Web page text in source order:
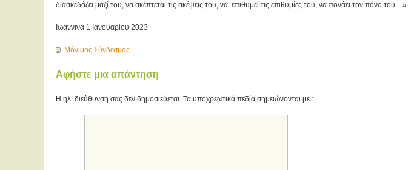
διασκεδάζει μαζί του, να σκέπτεται τις σκέψεις του, να επιθυμεί τις επιθυμίες του, να πονάει τον πόνο του…»
Ιωάννινα 1 Ιανουαρίου 2023
Μόνιμος Σύνδεσμος
Αφήστε μια απάντηση
Η ηλ. διεύθυνση σας δεν δημοσιεύεται. Τα υποχρεωτικά πεδία σημειώνονται με *